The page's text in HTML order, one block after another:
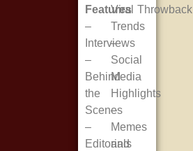
Features
–
Interviews
–
Behind
the
Scenes
–
Editorials
Viral
Trends
–
Social
Media
Highlights
–
Memes
and
Throwback